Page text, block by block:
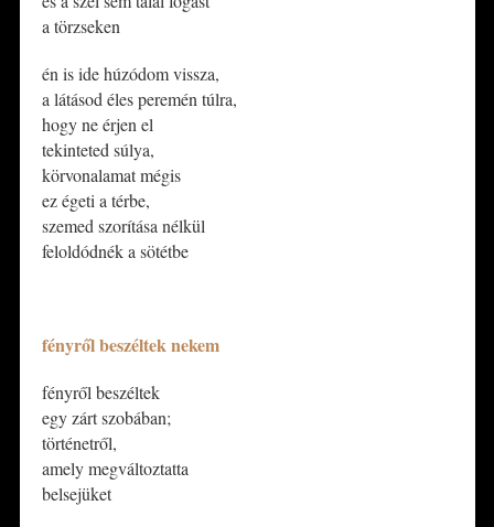
a törzseken
én is ide húzódom vissza,
a látásod éles peremén túlra,
hogy ne érjen el
tekinteted súlya,
körvonalamat mégis
ez égeti a térbe,
szemed szorítása nélkül
feloldódnék a sötétbe
fényről beszéltek nekem
fényről beszéltek
egy zárt szobában;
történetről,
amely megváltoztatta
belsejüket